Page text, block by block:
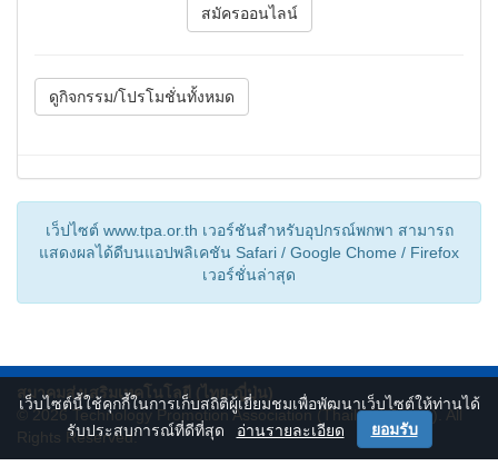
สมัครออนไลน์
ดูกิจกรรม/โปรโมชั่นทั้งหมด
เว็ปไซต์ www.tpa.or.th เวอร์ชันสำหรับอุปกรณ์พกพา สามารถ
แสดงผลได้ดีบนแอปพลิเคชัน Safari / Google Chome / Firefox
เวอร์ชั่นล่าสุด
สมาคมส่งเสริมเทคโนโลยี (ไทย-ญี่ปุ่น)
© 2026Technology Promotion Association (Thailand-Japan). All
Rights Reserved.
เว็บไซต์นี้ใช้คุกกี้ในการเก็บสถิติผู้เยี่ยมชมเพื่อพัฒนาเว็บไซต์ให้ท่านได้
รับประสบการณ์ที่ดีที่สุด
อ่านรายละเอียด ยอมรับ